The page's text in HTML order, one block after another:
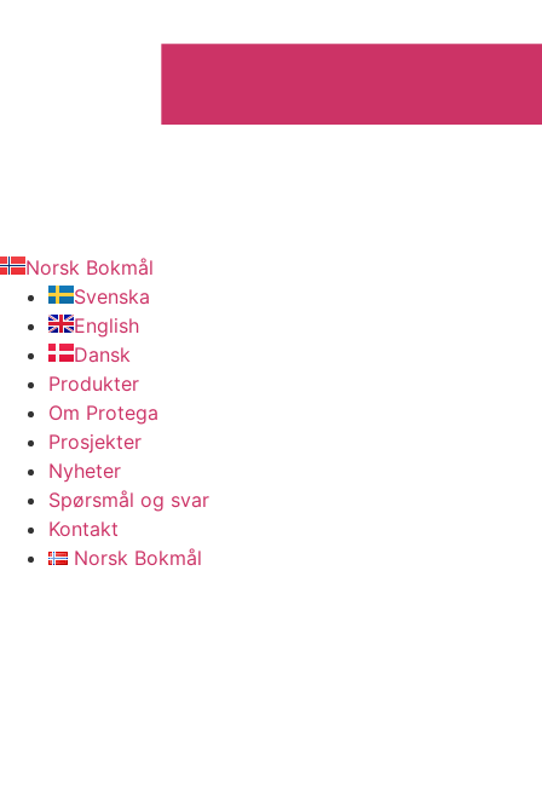
Norsk Bokmål
Svenska
English
Dansk
Produkter
Om Protega
Prosjekter
Nyheter
Spørsmål og svar
Kontakt
Norsk Bokmål